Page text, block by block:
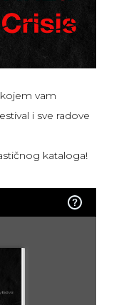
vam
i sve radove
kataloga!